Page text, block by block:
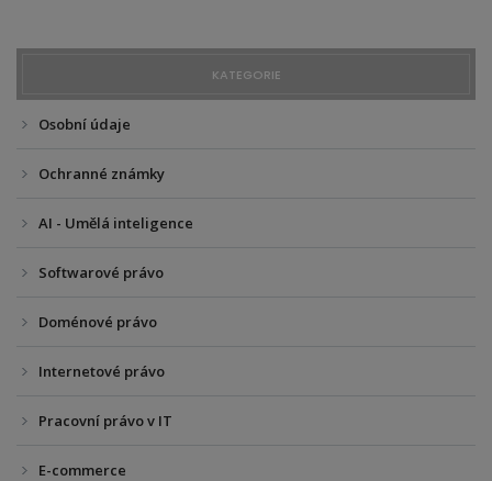
KATEGORIE
Osobní údaje
Ochranné známky
AI - Umělá inteligence
Softwarové právo
Doménové právo
Internetové právo
Pracovní právo v IT
E-commerce